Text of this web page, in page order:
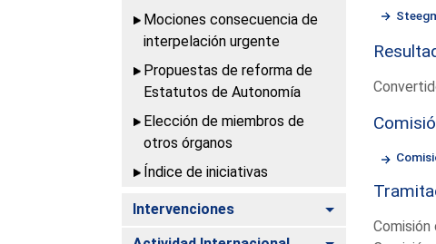
Mociones consecuencia de
interpelación urgente
Propuestas de reforma de
Estatutos de Autonomía
Elección de miembros de
otros órganos
Índice de iniciativas
Intervenciones Alternar
Comisión